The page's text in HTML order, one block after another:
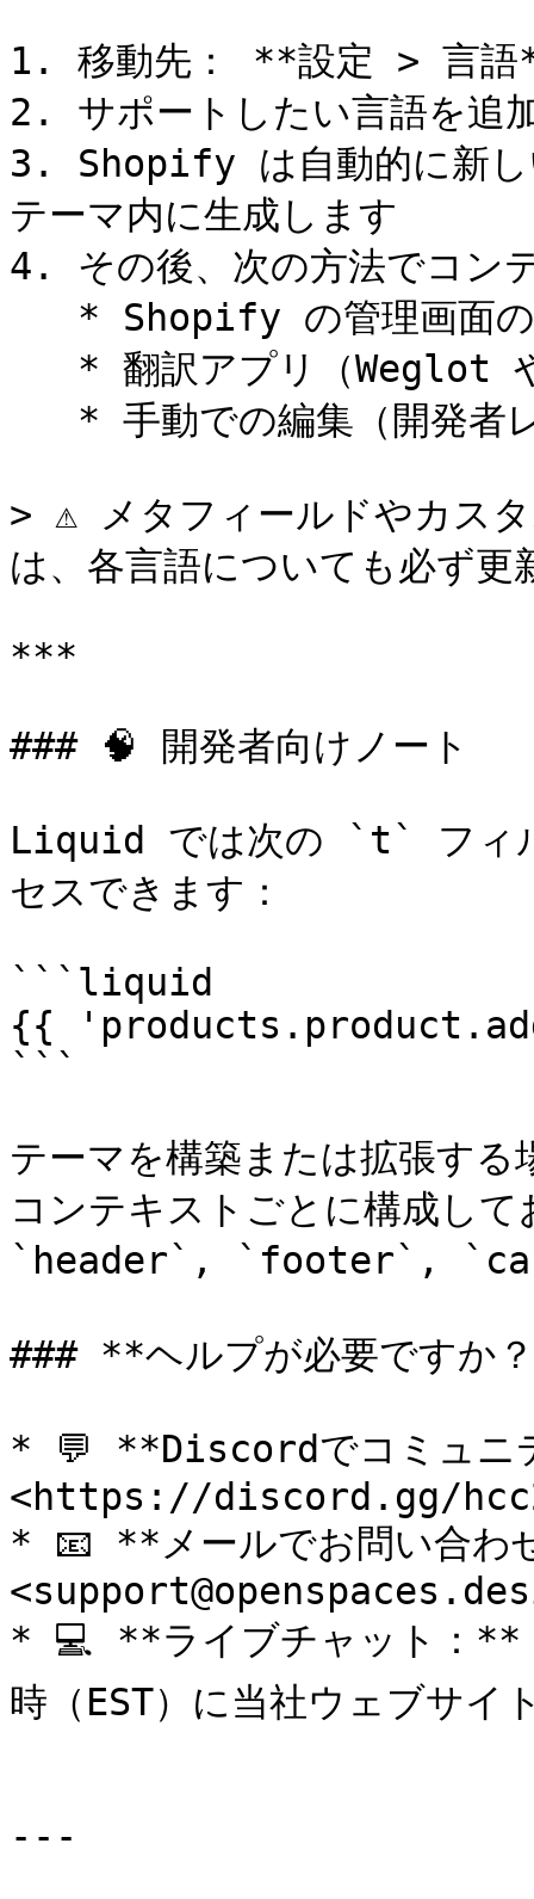
1. 移動先： **設定 > 言語
2. サポートしたい言語を追
3. Shopify は自動的に新
テーマ内に生成します
4. その後、次の方法でコン
> ⚠️ メタフィールドやカス
は、各言語についても必ず更
***
### 🧠 開発者向けノート
Liquid では次の `t` フィル
セスできます：
```liquid
{{
```
テーマを構築または拡張す
コンテキストごとに構成し
`header`, `footer`,
### **ヘルプが必要ですか
* 💬 **Discordでコミュニ
<https://discord.gg/
* 📧 **メールでお問い合わ
* 💻 **ライブチャット：**
時（EST）に当社ウェブサイ
---